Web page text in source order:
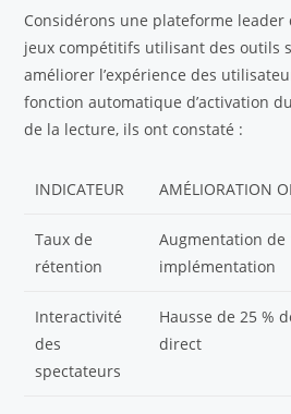
Considérons une plateforme
jeux compétitifs utilisant des outils
améliorer l’expérience des
fonction automatique d’activation
de la lecture, ils ont constaté :
INDICATEUR AMÉLIORATION
Taux de
rétention
Augmentation de
implémentation
Interactivité
des
spectateurs
Hausse de 25 %
direct